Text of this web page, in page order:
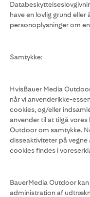
have en lovlig grund eller
personoplysninger om
Samtykke:
HvisBauer Media
når vi anvenderikke-
cookies, og/eller
anvender til at tilgå
Outdoor om samtykke.
disseaktiviteter på vegne
cookies findes i
BauerMedia Outdoor
administration af